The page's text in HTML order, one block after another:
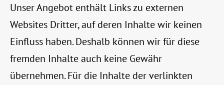
Unser Angebot enthält Links zu externen
Websites Dritter, auf deren Inhalte wir keinen
Einfluss haben. Deshalb können wir für diese
fremden Inhalte auch keine Gewähr
übernehmen. Für die Inhalte der verlinkten